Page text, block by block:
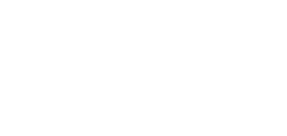
комментарии и вопросы,